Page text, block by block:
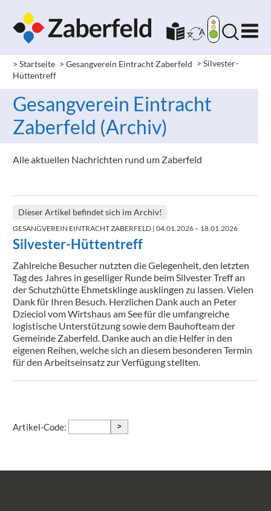
> Startseite > Gesangverein Eintracht Zaberfeld >Silvester-
Hüttentreff
Gesangverein Eintracht
Zaberfeld (Archiv)
Alle aktuellen Nachrichten rund um Zaberfeld
Dieser Artikel befindet sich im Archiv!
GESANGVEREIN EINTRACHT ZABERFELD | 04.01.2026 – 18.01.2026
Silvester-Hüttentreff
Zahlreiche Besucher nutzten die Gelegenheit, den letzten
Tag des Jahres in geselliger Runde beim Silvester Treff an
der Schutzhütte Ehmetsklinge ausklingen zu lassen. Vielen
Dank für Ihren Besuch. Herzlichen Dank auch an Peter
Dzieciol vom Wirtshaus am See für die umfangreiche
logistische Unterstützung sowie dem Bauhofteam der
Gemeinde Zaberfeld. Danke auch an die Helfer in den
eigenen Reihen, welche sich an diesem besonderen Termin
für den Arbeitseinsatz zur Verfügung stellten.
Artikel-Code: >